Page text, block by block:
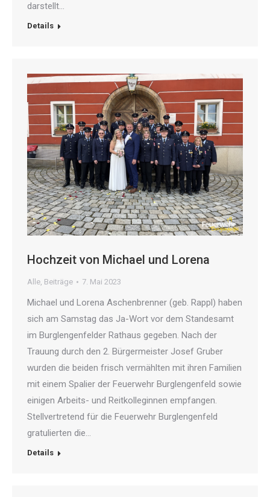
darstellt…
Details
Hochzeit von Michael und Lorena
Alle, Beiträge 7. Mai 2023
Michael und Lorena Aschenbrenner (geb. Rappl) haben
sich am Samstag das Ja-Wort vor dem Standesamt
im Burglengenfelder Rathaus gegeben. Nach der
Trauung durch den 2. Bürgermeister Josef Gruber
wurden die beiden frisch vermählten mit ihren Familien
mit einem Spalier der Feuerwehr Burglengenfeld sowie
einigen Arbeits- und Reitkolleginnen empfangen.
Stellvertretend für die Feuerwehr Burglengenfeld
gratulierten die…
Details